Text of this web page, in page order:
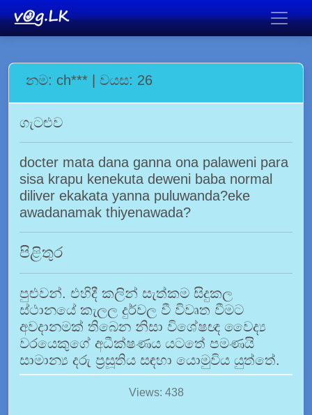
නම: ch*** | වයස: 26
ගැටළුව
docter mata dana ganna ona palaweni para
sisa krapu kenekuta deweni baba normal
diliver ekakata yanna puluwanda?eke
awadanamak thiyenawada?
පිළිතුර
පුළුවන්. එහිදී කලින් සැත්කම සිදුකල
ස්ථානයේ කැලල දුර්වල වී විවෘත වීමට
අවදානමක් තිබෙන නිසා විශේෂඥ වෛද්‍ය
වරයෙකුගේ අධීක්ෂණය යටතේ පමණයි
සාමාන්‍ය දරු ප්‍රසූතිය සඳහා යොමුවිය යුත්තේ.
Views: 438